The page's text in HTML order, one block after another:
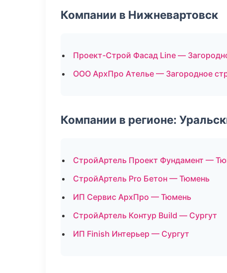
Компании в Нижневартовск
Проект-Строй Фасад Line —
ООО АрхПро Ателье — Загородное
Компании в регионе:
СтройАртель Проект Фундамент —
СтройАртель Pro Бетон — Тюмень
ИП Сервис АрхПро — Тюмень
СтройАртель Контур Build — Сургут
ИП Finish Интерьер — Сургут